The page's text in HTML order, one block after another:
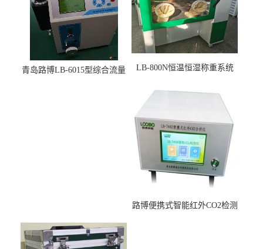
青岛路博LB-6015型综合流量
LB-800N恒温恒湿称重系统
路博便携式智能红外CO2检测